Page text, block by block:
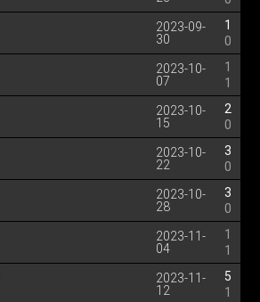
2023-09-
30
1
0
2023-10-
07
1
1
2023-10-
15
2
0
2023-10-
22
3
0
2023-10-
28
3
0
2023-11-
04
1
1
2023-11-
12
5
1